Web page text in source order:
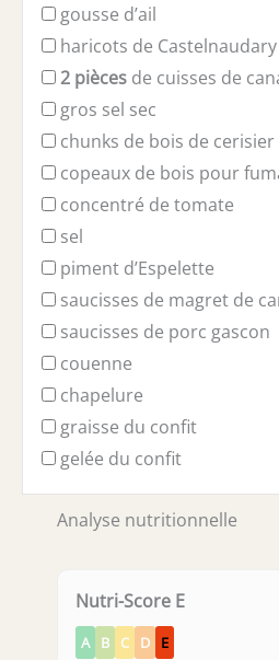
gousse d’ail
haricots de Castelnaudary
2 pièces de cuisses de
gros sel sec
chunks de bois de cerisier
copeaux de bois pour
concentré de tomate
sel
piment d’Espelette
saucisses de magret de
saucisses de porc gascon
couenne
chapelure
graisse du confit
gelée du confit
Analyse nutritionnelle
Nutri-Score E
A B C D E